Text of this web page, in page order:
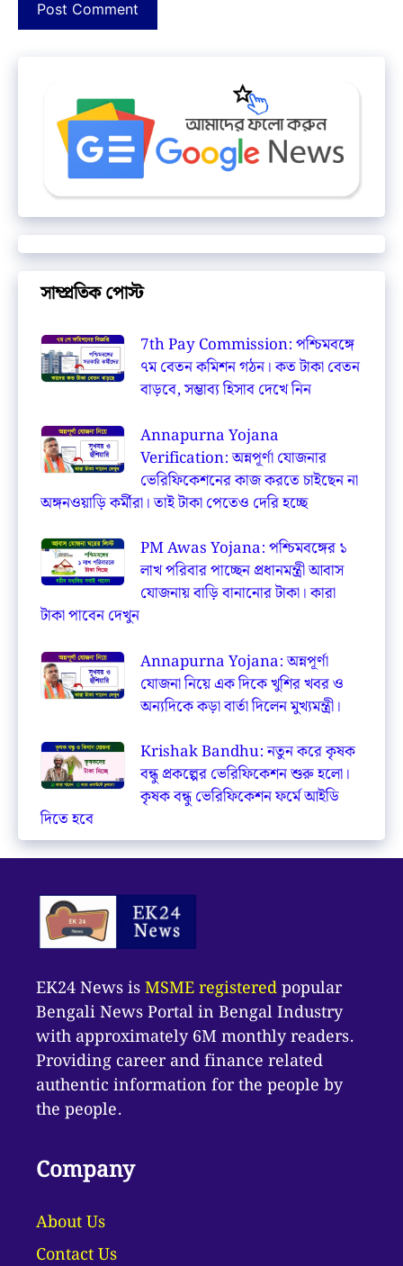
সাম্প্রতিক পোস্ট
7th Pay Commission: পশ্চিমবঙ্গে
৭ম বেতন কমিশন গঠন। কত টাকা বেতন
বাড়বে, সম্ভাব্য হিসাব দেখে নিন
Annapurna Yojana
Verification: অন্নপূর্ণা যোজনার
ভেরিফিকেশনের কাজ করতে চাইছেন না
অঙ্গনওয়াড়ি কর্মীরা। তাই টাকা পেতেও দেরি হচ্ছে
PM Awas Yojana: পশ্চিমবঙ্গের ১
লাখ পরিবার পাচ্ছেন প্রধানমন্ত্রী আবাস
যোজনায় বাড়ি বানানোর টাকা। কারা
টাকা পাবেন দেখুন
Annapurna Yojana: অন্নপূর্ণা
যোজনা নিয়ে এক দিকে খুশির খবর ও
অন্যদিকে কড়া বার্তা দিলেন মুখ্যমন্ত্রী।
Krishak Bandhu: নতুন করে কৃষক
বন্ধু প্রকল্পের ভেরিফিকেশন শুরু হলো।
কৃষক বন্ধু ভেরিফিকেশন ফর্মে আইডি
দিতে হবে
EK24 News isMSME registeredpopular
Bengali News Portal in Bengal Industry
with approximately 6M monthly readers.
Providing career and finance related
authentic information for the people by
the people.
Company
About Us
Contact Us